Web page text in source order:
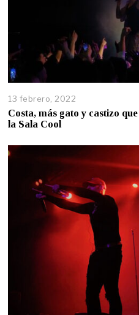
13 febrero, 2022
Costa, más gato y castizo
la Sala Cool